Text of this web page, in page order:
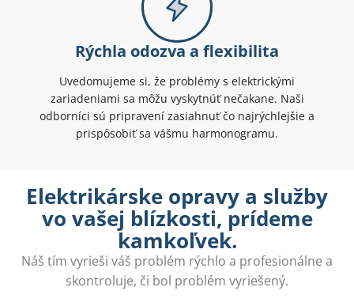
Rýchla odozva a flexibilita
Uvedomujeme si, že problémy s elektrickými
zariadeniami sa môžu vyskytnúť nečakane. Naši
odborníci sú pripravení zasiahnuť čo najrýchlejšie a
prispôsobiť sa vášmu harmonogramu.
Elektrikárske opravy a služby
vo vašej blízkosti, prídeme
kamkoľvek.
Náš tím vyrieši váš problém rýchlo a profesionálne a
skontroluje, či bol problém vyriešený.